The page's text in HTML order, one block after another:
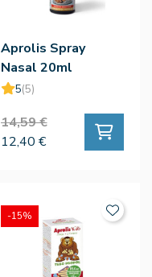
Aprolis Spray
Nasal 20ml
5(5)
14,59 €
12,40 €
-15%